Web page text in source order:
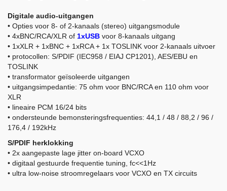
Digitale audio-uitgangen
• Opties voor 8- of 2-kanaals (stereo) uitgangsmodule
• 4xBNC/RCA/XLR of 1xUSB voor 8-kanaals uitgang
• 1xXLR + 1xBNC + 1xRCA + 1x TOSLINK voor 2-kanaals uitvoer
• protocollen: S/PDIF (IEC958 / EIAJ CP1201), AES/EBU en
TOSLINK
• transformator geïsoleerde uitgangen
• uitgangsimpedantie: 75 ohm voor BNC/RCA en 110 ohm voor
XLR
• lineaire PCM 16/24 bits
• ondersteunde bemonsteringsfrequenties: 44,1 / 48 / 88,2 / 96 /
176,4 / 192kHz
S/PDIF herklokking
• 2x aangepaste lage jitter on-board VCXO
• digitaal gestuurde frequentie tuning, fc<<1Hz
• ultra low-noise stroomregelaars voor VCXO en TX circuits